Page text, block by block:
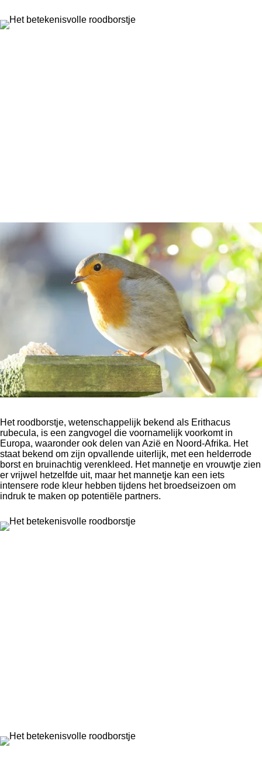
Het roodborstje, wetenschappelijk bekend als Erithacus
rubecula, is een zangvogel die voornamelijk voorkomt in
Europa, waaronder ook delen van Azië en Noord-Afrika. Het
staat bekend om zijn opvallende uiterlijk, met een helderrode
borst en bruinachtig verenkleed. Het mannetje en vrouwtje zien
er vrijwel hetzelfde uit, maar het mannetje kan een iets
intensere rode kleur hebben tijdens het broedseizoen om
indruk te maken op potentiële partners.